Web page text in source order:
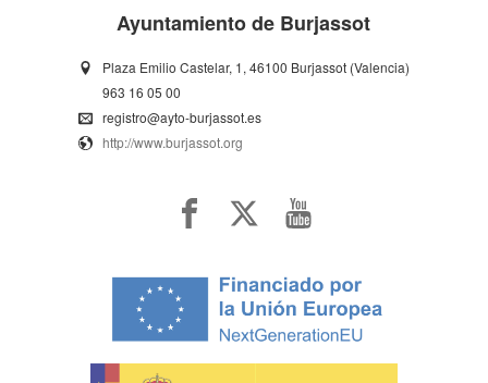
Ayuntamiento de Burjassot
Plaza Emilio Castelar, 1, 46100 Burjassot (Valencia)
963 16 05 00
registro@ayto-burjassot.es
http://www.burjassot.org